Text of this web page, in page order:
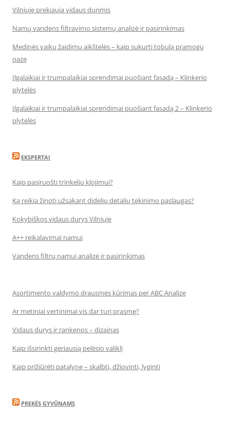
Vilniuje prekiauja vidaus durimis
Namų vandens filtravimo sistemų analizė ir pasirinkimas
Medinės vaikų žaidimų aikštelės – kaip sukurti tobulą pramogų
oazę
Ilgalaikiai ir trumpalaikiai sprendimai puošiant fasadą – Klinkerio
plytelės
Ilgalaikiai ir trumpalaikiai sprendimai puošiant fasadą 2 – Klinkerio
plytelės
EKSPERTAI
Kaip pasiruošti trinkelių klojimui?
Ką reikia žinoti užsakant didelių detalių tekinimo paslaugas?
Kokybiškos vidaus durys Vilniuje
A++ reikalavimai namui
Vandens filtrų namui analizė ir pasirinkimas
Asortimento valdymo drausmės kūrimas per ABC Analizę
Ar metiniai vertinimai vis dar turi prasmę?
Vidaus durys ir rankenos – dizainas
Kaip išsirinkti geriausią pelėsio valiklį
Kaip prižiūrėti patalynę – skalbti, džiovinti, lyginti
PREKĖS GYVŪNAMS